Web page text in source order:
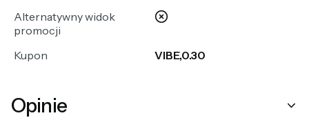
Alternatywny widok
promocji
nie
Kupon VIBE,0.30
Opinie